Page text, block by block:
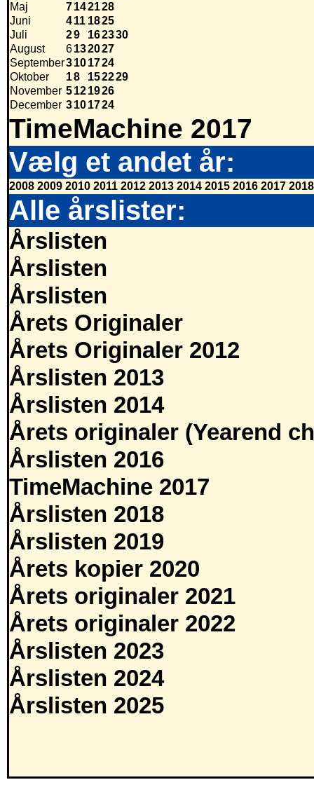
Maj
7142128
Juni
411 1825
Juli
29 162330
August
6132027
September3101724
Oktober
18 152229
November 5121926
December 3101724
TimeMachine 2017
Vælg et andet år:
2008 2009 2010 2011 2012 2013 2014 2015 2016 2017 2018
Alle årslister:
Årslisten
Årslisten
Årslisten
Årets Originaler
Årets Originaler 2012
Årslisten 2013
Årslisten 2014
Årets originaler (Yearend
Årslisten 2016
TimeMachine 2017
Årslisten 2018
Årslisten 2019
Årets kopier 2020
Årets originaler 2021
Årets originaler 2022
Årslisten 2023
Årslisten 2024
Årslisten 2025